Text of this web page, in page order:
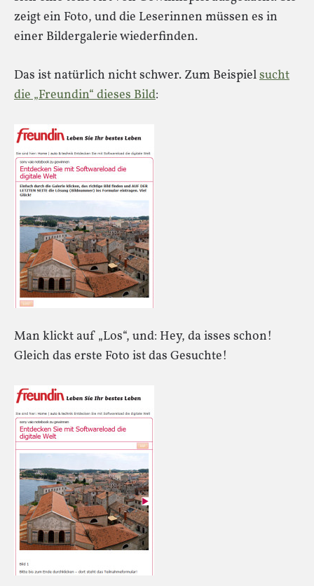
zeigt ein Foto, und die Leserinnen müssen es in
einer Bildergalerie wiederfinden.
Das ist natürlich nicht schwer. Zum Beispielsucht
die „Freundin“ dieses Bild:
Man klickt auf „Los“, und: Hey, da isses schon!
Gleich das erste Foto ist das Gesuchte!